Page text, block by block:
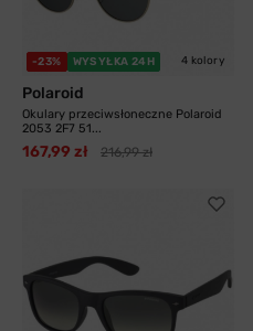
-23% WYSYŁKA 24H 4 kolory
Polaroid
Okulary przeciwsłoneczne Polaroid
2053 2F7 51...
167,99 zł 216,99 zł